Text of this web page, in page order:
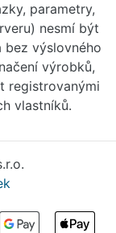
parametry,
nesmí být
bez výslovného
výrobků,
registrovanými
vlastníků.